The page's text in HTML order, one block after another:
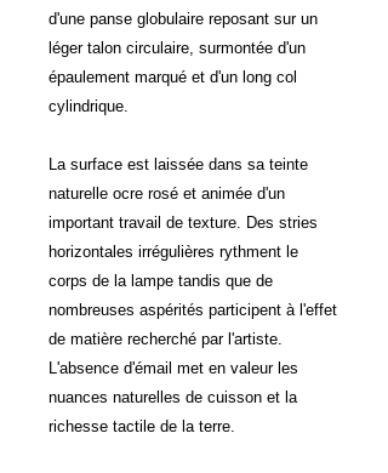
d'une panse globulaire reposant sur un
léger talon circulaire, surmontée d'un
épaulement marqué et d'un long col
cylindrique.
La surface est laissée dans sa teinte
naturelle ocre rosé et animée d'un
important travail de texture. Des stries
horizontales irrégulières rythment le
corps de la lampe tandis que de
nombreuses aspérités participent à l'effet
de matière recherché par l'artiste.
L'absence d'émail met en valeur les
nuances naturelles de cuisson et la
richesse tactile de la terre.